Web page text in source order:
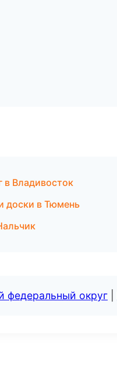
в Владивосток
доски в Тюмень
федеральный округ